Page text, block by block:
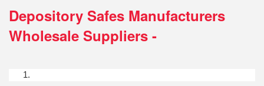
Depository Safes Manufacturers
Wholesale Suppliers -